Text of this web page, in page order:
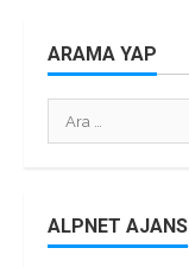
ARAMA YAP
Arama:
ALPNET AJANS